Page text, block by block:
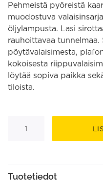
Pehmeistä pyöreistä
muodostuva
öljylampusta. Lasi
rauhoittavaa tunnelmaa.
pöytävalaisimesta,
kokoisesta
löytää sopiva paikka
tiloista.
Tuotetiedot